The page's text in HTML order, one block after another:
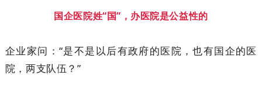
国企医院姓“国”，办医院是公益性的
企业家问：“是不是以后有政府的医院，也有国企的医
院，两支队伍？”